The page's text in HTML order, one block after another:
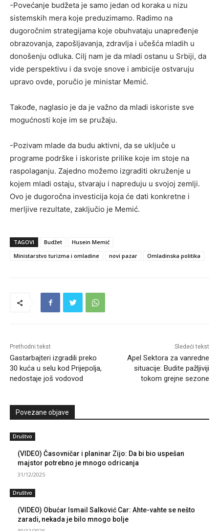
-Povećanje budžeta je samo jedan od koraka u nizu
sistemskih mera koje preduzimamo. Radimo na
dugoročnim strategijama koje obuhvataju unapređenje
obrazovanja, zapošljavanja, zdravlja i učešća mladih u
donošenju odluka. Cilj nam je da mladi ostanu u Srbiji, da
vide perspektivu i da svoje snove i ambicije ostvaruju
upravo ovde, poručio je ministar Memić.
Takođe, naglasio je da je važno da mladi iskoriste sve
mogućnosti koje im se pružaju.
-Pozivam mlade da budu aktivni, da se uključe u
programe podrške i iskoriste prilike koje im stoje na
raspolaganju. Zajedno možemo izgraditi okruženje u
kojem mladi ostaju, stvaraju i napreduju u svojoj zemlji.
Ovo je dugoročna investicija koja će dati konkretne i
merljive rezultate, zaključio je Memić.
TAGOVI Budžet
Husein Memić
Ministarstvo turizma i omladine
novi pazar Omladinska politika
Prethodni tekst
Gastarbajteri izgradili preko
30 kuća u selu kod Prijepolja,
nedostaje još vodovod
Sledeći tekst
Apel Sektora za vanredne
situacije: Budite pažljiviji
tokom grejne sezone
Povezane objave
Društvo
(VIDEO) Časovničar i planinar Zijo: Da bi bio uspešan
majstor potrebno je mnogo odricanja
31/12/2025
Društvo
(VIDEO) Obućar Ismail Salković Car: Ahte-vahte se nešto
zaradi, nekada je bilo mnogo bolje